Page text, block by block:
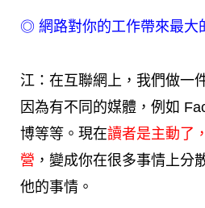
◎ 網路對你的工作帶來最大
江：在互聯網上，我們做一
因為有不同的媒體，例如
博等等。現在讀者是主動了
營 ，變成你在很多事情上分
他的事情。